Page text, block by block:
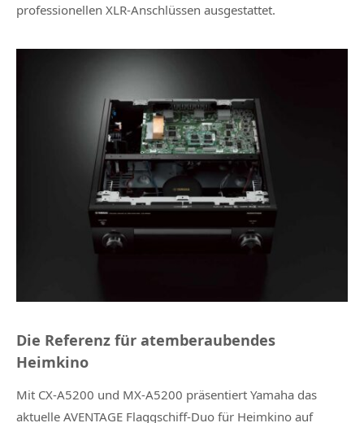
professionellen XLR-Anschlüssen ausgestattet.
Die Referenz für atemberaubendes
Heimkino
Mit CX-A5200 und MX-A5200 präsentiert Yamaha das
aktuelle AVENTAGE Flaggschiff-Duo für Heimkino auf